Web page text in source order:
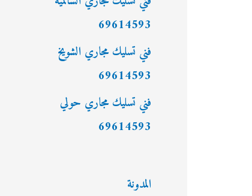
69614593
فني تسليك مجاري الشويخ
69614593
فني تسليك مجاري حولي
69614593
المدونة